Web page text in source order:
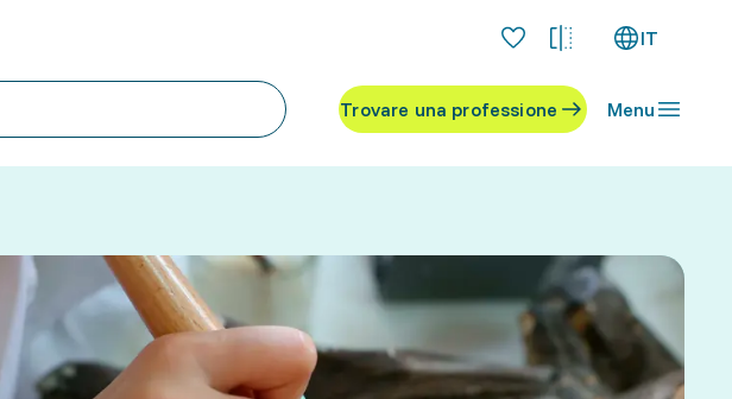
IT
Trovare una professione Menu